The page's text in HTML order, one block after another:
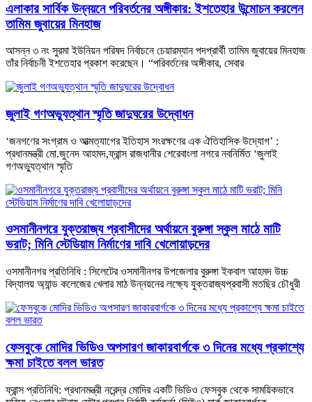
এলাকার সার্বিক উন্নয়নে পরিবর্তনের অঙ্গীকার: ইশতেহার উন্মোচন করলেন
তামিম জুবায়ের মিনহাজ
আসন্ন ৩ নং সুরমা ইউনিয়ন পরিষদ নির্বাচনে চেয়ারম্যান পদপ্রার্থী তামিম জুবায়ের মিনহাজ
তাঁর নির্বাচনী ইশতেহার প্রকাশ করেছেন। “পরিবর্তনের অঙ্গীকার, সেবার
জুলাই গণঅভ্যুত্থান স্মৃতি জাদুঘরের উদ্বোধন
‘জনগণের সংগ্রাম ও আত্মত্যাগের ইতিহাস সংরক্ষণের এক ঐতিহাসিক উদ্যোগ’ :
প্রধানমন্ত্রী মো.জুনেদ আহমদ,ফ্রান্স রাজধানীর শেরেবাংলা নগরে নবনির্মিত ‘জুলাই
গণঅভ্যুত্থান স্মৃতি
ওসমানীনগরে যুক্তরাজ্য প্রবাসীদের অর্থায়নে বুরুঙ্গা স্কুল মাঠে মাটি
ভরাট; মিনি স্টেডিয়াম নির্মাণের দাবি খেলোয়াড়দের
ওসমানীনগর প্রতিনিধি : সিলেটের ওসমানীনগর উপজেলার বুরুঙ্গা ইকবাল আহমদ উচ্চ
বিদ্যালয় অ্যান্ড কলেজের খেলার মাঠ উন্নয়নের লক্ষ্যে যুক্তরাজ্যপ্রবাসী মতছির চৌধুরী
ফেসবুকে মোদির ভিডিও অপসারণ জাকারবার্গকে ৩ দিনের মধ্যে প্রকাশ্যে
ক্ষমা চাইতে বলল ভারত
ফ্রান্স প্রতিনিধি: প্রধানমন্ত্রী নরেন্দ্র মোদির একটি ভিডিও ফেসবুক থেকে সাময়িকভাবে